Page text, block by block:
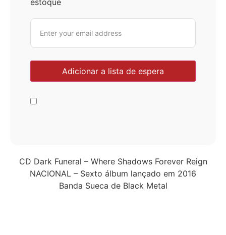
CD Dark Funeral – Where Shadows Forever Reign
NACIONAL – Sexto álbum lançado em 2016
Banda Sueca de Black Metal